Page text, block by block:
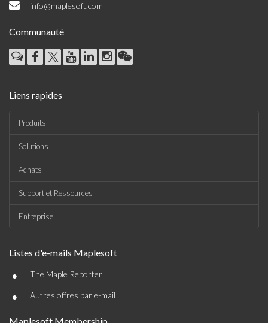
info@maplesoft.com
Communauté
Liens rapides
Produits
Solutions
Achats
Support et Ressources
Entreprise
Listes d'e-mails Maplesoft
• The Maple Reporter
• Autres offres par e-mail